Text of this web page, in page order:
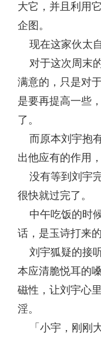
大它，并且利用
企图。
现在这家伙太
对于这次周末
满意的，只是对
是要再提高一些
了。
而原本刘宇抱
出他应有的作用
没有等到刘宇
很快就过完了。
中午吃饭的时
话，是玉诗打来的
刘宇狐疑的接
本应清脆悦耳的
磁性，让刘宇心
淫。
「小宇，刚刚